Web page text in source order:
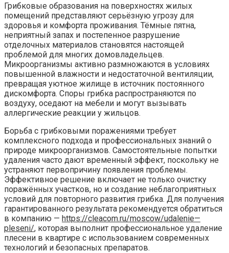
Грибковые образования на поверхностях жилых
помещений представляют серьёзную угрозу для
здоровья и комфорта проживания. Тёмные пятна,
неприятный запах и постепенное разрушение
отделочных материалов становятся настоящей
проблемой для многих домовладельцев.
Микроорганизмы активно размножаются в условиях
повышенной влажности и недостаточной вентиляции,
превращая уютное жилище в источник постоянного
дискомфорта. Споры грибка распространяются по
воздуху, оседают на мебели и могут вызывать
аллергические реакции у жильцов.
Борьба с грибковыми поражениями требует
комплексного подхода и профессиональных знаний о
природе микроорганизмов. Самостоятельные попытки
удаления часто дают временный эффект, поскольку не
устраняют первопричину появления проблемы.
Эффективное решение включает не только очистку
поражённых участков, но и создание неблагоприятных
условий для повторного развития грибка. Для получения
гарантированного результата рекомендуется обратиться
в компанию — https://cleacom.ru/moscow/udalenie—
pleseni/, которая выполнит профессиональное удаление
плесени в квартире с использованием современных
технологий и безопасных препаратов.